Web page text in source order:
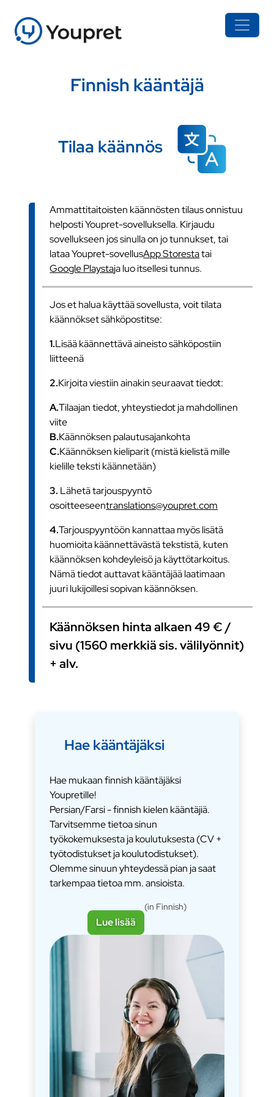
Finnish kääntäjä
Tilaa käännös
Ammattitaitoisten käännösten tilaus onnistuu
helposti Youpret-sovelluksella. Kirjaudu
sovellukseen jos sinulla on jo tunnukset, tai
lataa Youpret-sovellusApp Storestatai
Google Playstaja luo itsellesi tunnus.
Jos et halua käyttää sovellusta, voit tilata
käännökset sähköpostitse:
1.Lisää käännettävä aineisto sähköpostiin
liitteenä
2.Kirjoita viestiin ainakin seuraavat tiedot:
A.Tilaajan tiedot, yhteystiedot ja mahdollinen
viite
B.Käännöksen palautusajankohta
C.Käännöksen kieliparit (mistä kielistä mille
kielille teksti käännetään)
3. Lähetä tarjouspyyntö
osoitteeseentranslations@youpret.com
4.Tarjouspyyntöön kannattaa myös lisätä
huomioita käännettävästä tekstistä, kuten
käännöksen kohdeyleisö ja käyttötarkoitus.
Nämä tiedot auttavat kääntäjää laatimaan
juuri lukijoillesi sopivan käännöksen.
Käännöksen hinta alkaen 49 € /
sivu (1560 merkkiä sis. välilyönnit)
+ alv.
Hae kääntäjäksi
Hae mukaan finnish kääntäjäksi
Youpretille!
Persian/Farsi - finnish kielen kääntäjiä.
Tarvitsemme tietoa sinun
työkokemuksesta ja koulutuksesta (CV +
työtodistukset ja koulutodistukset).
Olemme sinuun yhteydessä pian ja saat
tarkempaa tietoa mm. ansioista.
Lue lisää
(in Finnish)